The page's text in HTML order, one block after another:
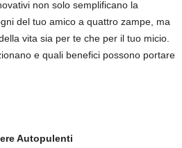
non solo semplificano la
del tuo amico a quattro zampe, ma
vita sia per te che per il tuo micio.
e quali benefici possono portare
Autopulenti